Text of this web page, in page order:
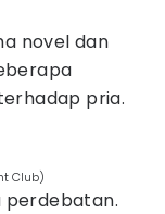
novel dan
pria.
Club)
perdebatan.